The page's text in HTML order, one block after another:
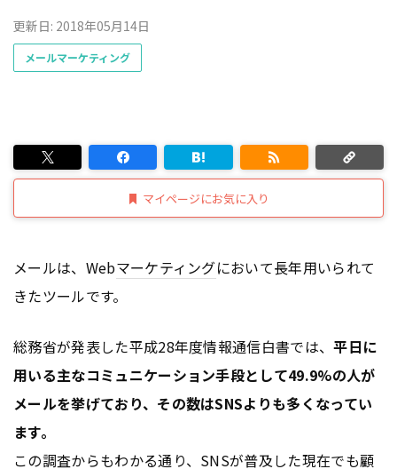
更新日: 2018年05月14日
メールマーケティング
マイページにお気に入り
メールは、Webマーケティングにおいて長年用いられて
きたツールです。
総務省が発表した平成28年度情報通信白書では、平日に
用いる主なコミュニケーション手段として49.9%の人が
メールを挙げており、その数はSNSよりも多くなってい
ます。
この調査からもわかる通り、SNSが普及した現在でも顧